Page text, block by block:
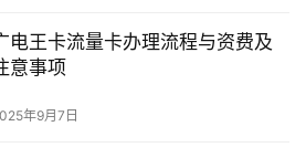
电王卡流量卡办理流程与资费及
意事项
年9月7日